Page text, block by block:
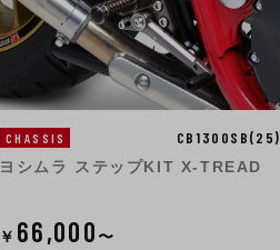
CHASSIS CB1300SB(25)
ヨシムラ ステップKIT X-TREAD
￥ 66,000〜